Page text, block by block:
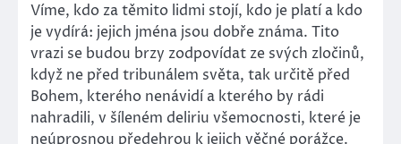
Víme, kdo za těmito lidmi stojí, kdo je platí a kdo
je vydírá: jejich jména jsou dobře známa. Tito
vrazi se budou brzy zodpovídat ze svých zločinů,
když ne před tribunálem světa, tak určitě před
Bohem, kterého nenávidí a kterého by rádi
nahradili, v šíleném deliriu všemocnosti, které je
neúprosnou předehrou k jejich věčné porážce.